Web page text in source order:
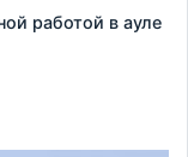
работой в ауле